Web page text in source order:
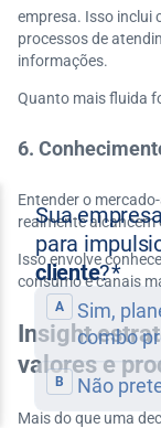
empresa. Isso inclui
processos de
informações.
Quanto mais fluida
6.
Entender o
realmente alcancem
Isso envolve
consumo e canais
Insight
valores e
Mais do que uma